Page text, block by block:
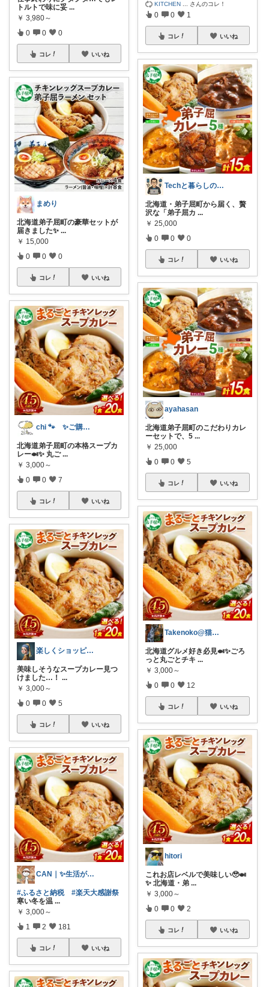
トルトで味に妥 ...
￥ 3,980～
0 0 0
コレ いいね
まめり
北海道弟子屈町の豪華セットが
届きました✨ ...
￥ 15,000
0 0 0
コレ いいね
chi 🐾 ✨ご購入感謝です✨
北海道弟子屈町の本格スープカ
レー🍛✨ 丸ご ...
￥ 3,000～
0 0 7
コレ いいね
楽しくショッピング
​美味しそうなスープカレー見つ
けました…！ ...
￥ 3,000～
0 0 5
コレ いいね
CAN｜✨生活が楽になる✨
#ふるさと納税
#楽天大感謝祭
寒い冬を温 ...
￥ 3,000～
1 2 181
コレ いいね
KITCHEN さんのコレ！
0 0 1
コレ いいね
Techと暮らしの間@楽天ROOM
北海道・弟子屈町から届く、贅
沢な「弟子屈カ ...
￥ 25,000
0 0 0
コレ いいね
ayahasan
北海道弟子屈町のこだわりカレ
ーセットで、5 ...
￥ 25,000
0 0 5
コレ いいね
Takenoko@猫関連グッズ中心です！
北海道グルメ好き必見🍛✨ごろ
っと丸ごとチキ ...
￥ 3,000～
0 0 12
コレ いいね
hitori
これお店レベルで美味しい🥹🍛
✨ 北海道・弟 ...
￥ 3,000～
0 0 2
コレ いいね